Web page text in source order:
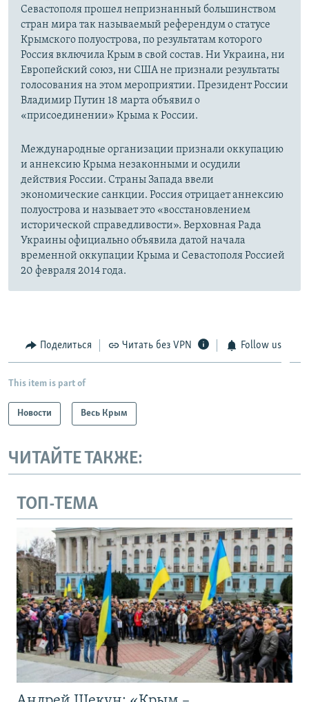
Севастополя прошел непризнанный большинством
стран мира так называемый референдум о статусе
Крымского полуострова, по результатам которого
Россия включила Крым в свой состав. Ни Украина, ни
Европейский союз, ни США не признали результаты
голосования на этом мероприятии. Президент России
Владимир Путин 18 марта объявил о
«присоединении» Крыма к России.
Международные организации признали оккупацию
и аннексию Крыма незаконными и осудили
действия России. Страны Запада ввели
экономические санкции. Россия отрицает аннексию
полуострова и называет это «восстановлением
исторической справедливости». Верховная Рада
Украины официально объявила датой начала
временной оккупации Крыма и Севастополя Россией
20 февраля 2014 года.
Поделиться Читать без VPN Follow us
This item is part of
Новости Весь Крым
ЧИТАЙТЕ ТАКЖЕ:
ТОП-ТЕМА